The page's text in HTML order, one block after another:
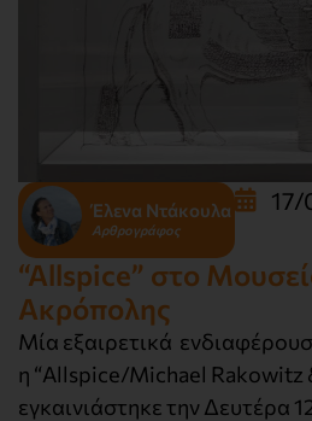
Έλενα Ντάκουλα
Αρθρογράφος
“Allspice” στο
Ακρόπολης
Μία εξαιρετικά
η “Allspice/Michael Rakowitz
εγκαινιάστηκε την Δευτέρα